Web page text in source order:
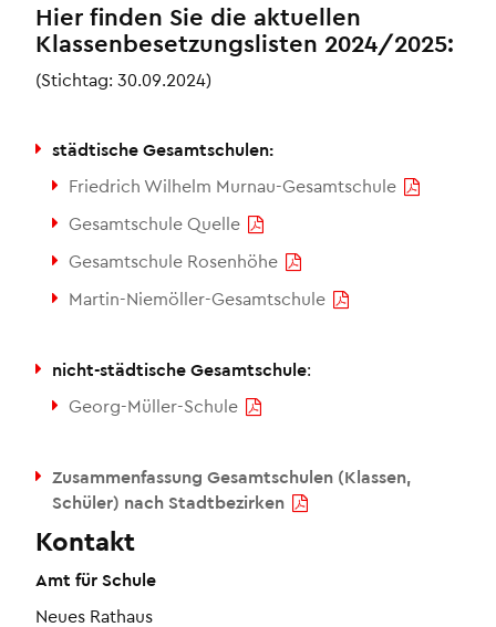
Hier finden Sie die aktuellen
Klassenbesetzungslisten 2024/2025:
(Stichtag: 30.09.2024)
städtische Gesamtschulen:
Friedrich Wilhelm Murnau-Gesamtschule
Gesamtschule Quelle
Gesamtschule Rosenhöhe
Martin-Niemöller-Gesamtschule
nicht-städtische Gesamtschule:
Georg-Müller-Schule
Zusammenfassung Gesamtschulen (Klassen,
Schüler) nach Stadtbezirken
Kontakt
Amt für Schule
Neues Rathaus